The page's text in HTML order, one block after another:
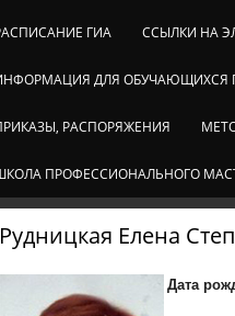
ГИА ССЫЛКИ НА
ДЛЯ
РАСПОРЯЖЕНИЯ
ПРОФЕССИОНАЛЬНОГО
Рудницкая Елена
Дата